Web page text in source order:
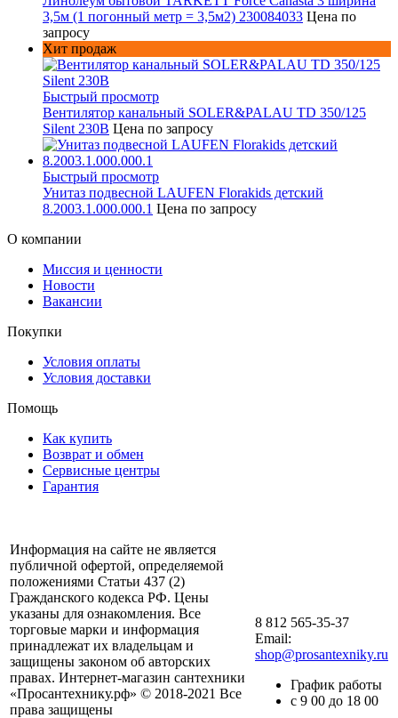
3,5м (1 погонный метр = 3,5м2) 230084033 Цена по
запросу
Хит продаж
Быстрый просмотр
Вентилятор канальный SOLER&PALAU TD 350/125
Silent 230В Цена по запросу
Быстрый просмотр
Унитаз подвесной LAUFEN Florakids детский
8.2003.1.000.000.1 Цена по запросу
О компании
Миссия и ценности
Новости
Вакансии
Покупки
Условия оплаты
Условия доставки
Помощь
Как купить
Возврат и обмен
Сервисные центры
Гарантия
Информация на сайте не является
публичной офертой, определяемой
положениями Статьи 437 (2)
Гражданского кодекса РФ. Цены
указаны для ознакомления. Все
торговые марки и информация
принадлежат их владельцам и
защищены законом об авторских
правах. Интернет-магазин сантехники
«Просантехнику.рф» © 2018-2021 Все
права защищены
8 812 565-35-37
Email:
shop@prosantexniky.ru
График работы
с 9 00 до 18 00